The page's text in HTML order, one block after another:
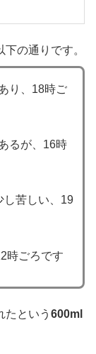
の通りです。
り、18時ご
るが、16時
し苦しい、19
時ごろです
たという 600ml